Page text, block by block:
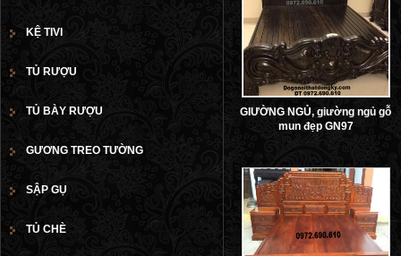
GIƯỜNG NGỦ, giường ngủ gỗ
mun đẹp GN97
KỆ TIVI
TỦ RƯỢU
TỦ BÀY RƯỢU
GƯƠNG TREO TƯỜNG
SẬP GỤ
TỦ CHÈ